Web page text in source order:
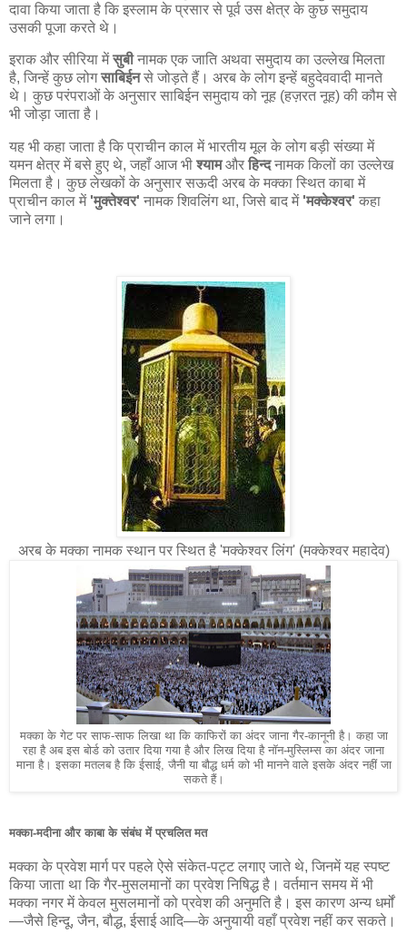
दावा किया जाता है कि इस्लाम के प्रसार से पूर्व उस क्षेत्र के कुछ समुदाय
उसकी पूजा करते थे।
इराक और सीरिया मेंसुबीनामक एक जाति अथवा समुदाय का उल्लेख मिलता
है, जिन्हें कुछ लोगसाबिईनसे जोड़ते हैं। अरब के लोग इन्हें बहुदेववादी मानते
थे। कुछ परंपराओं के अनुसार साबिईन समुदाय को नूह (हज़रत नूह) की कौम से
भी जोड़ा जाता है।
यह भी कहा जाता है कि प्राचीन काल में भारतीय मूल के लोग बड़ी संख्या में
यमन क्षेत्र में बसे हुए थे, जहाँ आज भीश्यामऔरहिन्दनामक किलों का उल्लेख
मिलता है। कुछ लेखकों के अनुसार सऊदी अरब के मक्का स्थित काबा में
प्राचीन काल में 'मुक्तेश्वर' नामक शिवलिंग था, जिसे बाद में 'मक्केश्वर' कहा
जाने लगा।
अरब के मक्का नामक स्थान पर स्थित है 'मक्केश्वर लिंग' (मक्केश्वर महादेव)
मक्का के गेट पर साफ-साफ लिखा था कि काफिरों का अंदर जाना गैर-कानूनी है। कहा जा
रहा है अब इस बोर्ड को उतार दिया गया है और लिख दिया है नॉन-मुस्लिम्स का अंदर जाना
माना है। इसका मतलब है कि ईसाई, जैनी या बौद्ध धर्म को भी मानने वाले इसके अंदर नहीं जा
सकते हैं।
मक्का-मदीना और काबा के संबंध में प्रचलित मत
मक्का के प्रवेश मार्ग पर पहले ऐसे संकेत-पट्ट लगाए जाते थे, जिनमें यह स्पष्ट
किया जाता था कि गैर-मुसलमानों का प्रवेश निषिद्ध है। वर्तमान समय में भी
मक्का नगर में केवल मुसलमानों को प्रवेश की अनुमति है। इस कारण अन्य धर्मों
—जैसे हिन्दू, जैन, बौद्ध, ईसाई आदि—के अनुयायी वहाँ प्रवेश नहीं कर सकते।